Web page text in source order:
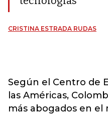
CRISTINA ESTRADA RUDAS
Según el Centro de
las Américas,
más abogados en